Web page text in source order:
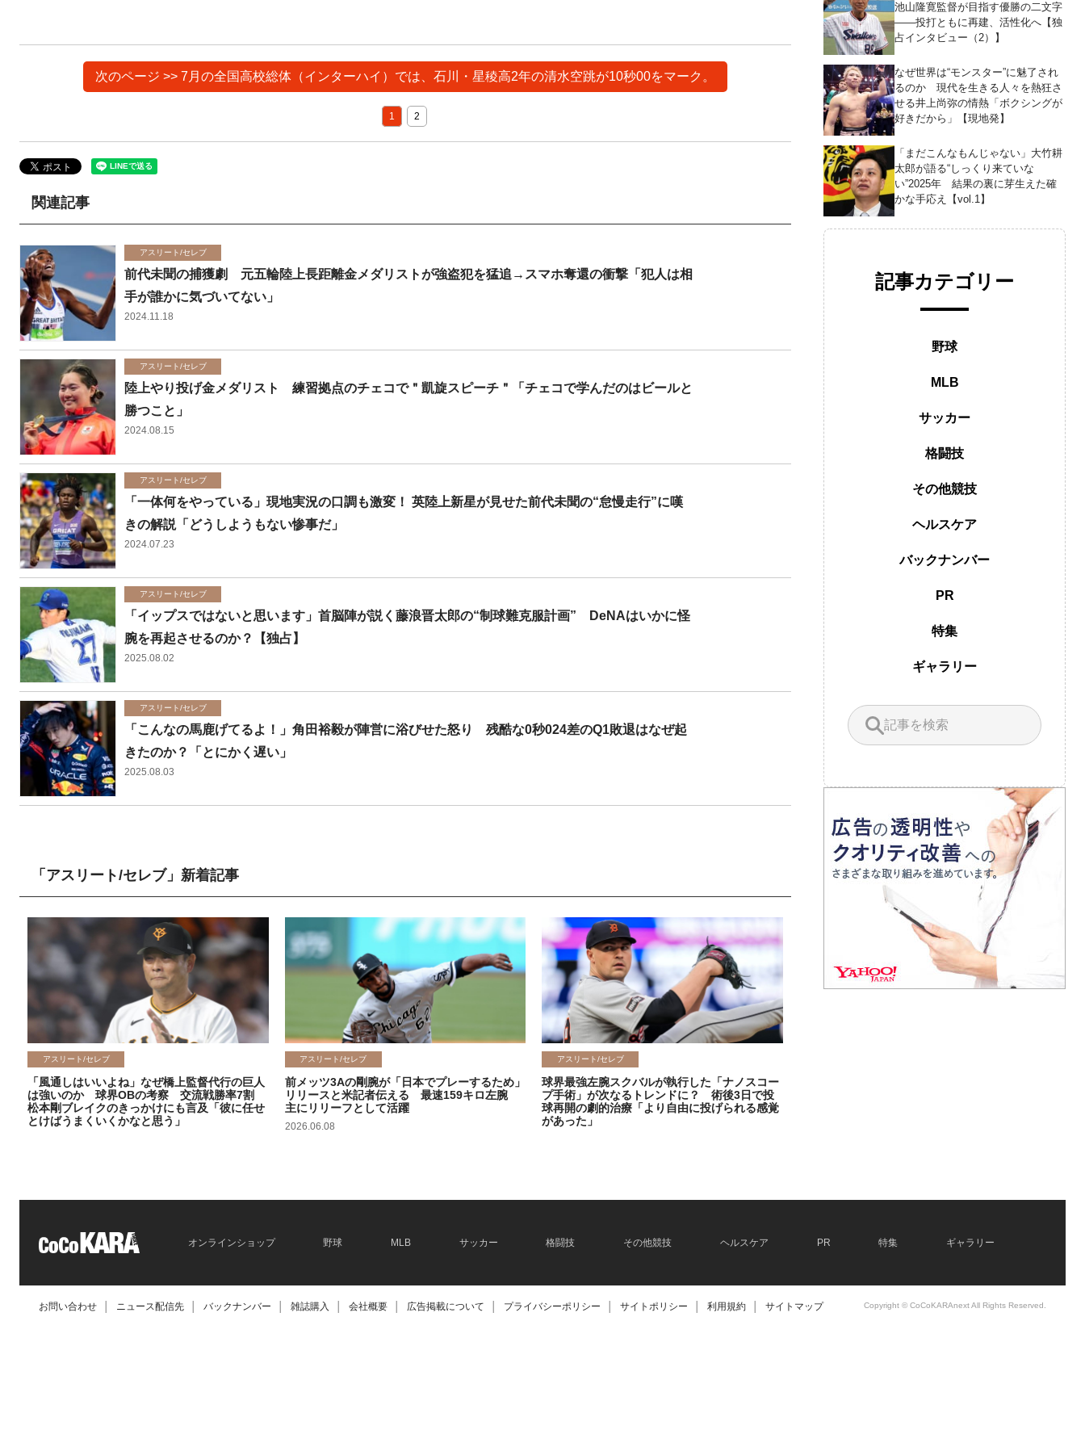
次のページ >> 7月の全国高校総体（インターハイ）では、石川・星稜高2年の清水空跳が10秒00をマーク。
1 2
関連記事
アスリート/セレブ
前代未聞の捕獲劇 元五輪陸上長距離金メダリストが強盗犯を猛追→スマホ奪還の衝撃「犯人は相
手が誰かに気づいてない」
2024.11.18
アスリート/セレブ
陸上やり投げ金メダリスト 練習拠点のチェコで＂凱旋スピーチ＂「チェコで学んだのはビールと
勝つこと」
2024.08.15
アスリート/セレブ
「一体何をやっている」現地実況の口調も激変！ 英陸上新星が見せた前代未聞の“怠慢走行”に嘆
きの解説「どうしようもない惨事だ」
2024.07.23
アスリート/セレブ
「イップスではないと思います」首脳陣が説く藤浪晋太郎の“制球難克服計画” DeNAはいかに怪
腕を再起させるのか？【独占】
2025.08.02
アスリート/セレブ
「こんなの馬鹿げてるよ！」角田裕毅が陣営に浴びせた怒り 残酷な0秒024差のQ1敗退はなぜ起
きたのか？「とにかく遅い」
2025.08.03
「アスリート/セレブ」新着記事
アスリート/セレブ
「風通しはいいよね」なぜ橋上監督代行の巨人
は強いのか 球界OBの考察 交流戦勝率7割
松本剛ブレイクのきっかけにも言及「彼に任せ
とけばうまくいくかなと思う」
アスリート/セレブ
前メッツ3Aの剛腕が「日本でプレーするため」
リリースと米記者伝える 最速159キロ左腕
主にリリーフとして活躍
2026.06.08
アスリート/セレブ
球界最強左腕スクバルが執行した「ナノスコー
プ手術」が次なるトレンドに？ 術後3日で投
球再開の劇的治療「より自由に投げられる感覚
があった」
池山隆寛監督が目指す優勝の二文字
――投打ともに再建、活性化へ【独
占インタビュー（2）】
なぜ世界は“モンスター”に魅了され
るのか 現代を生きる人々を熱狂さ
せる井上尚弥の情熱「ボクシングが
好きだから」【現地発】
「まだこんなもんじゃない」大竹耕
太郎が語る“しっくり来ていな
い”2025年 結果の裏に芽生えた確
かな手応え【vol.1】
記事カテゴリー
野球
MLB
サッカー
格闘技
その他競技
ヘルスケア
バックナンバー
PR
特集
ギャラリー
オンラインショップ 野球 MLB サッカー 格闘技 その他競技 ヘルスケア PR 特集 ギャラリー
お問い合わせ ニュース配信先 バックナンバー 雑誌購入 会社概要 広告掲載について プライバシーポリシー サイトポリシー 利用規約 サイトマップ Copyright © CoCoKARAnext All Rights Reserved.